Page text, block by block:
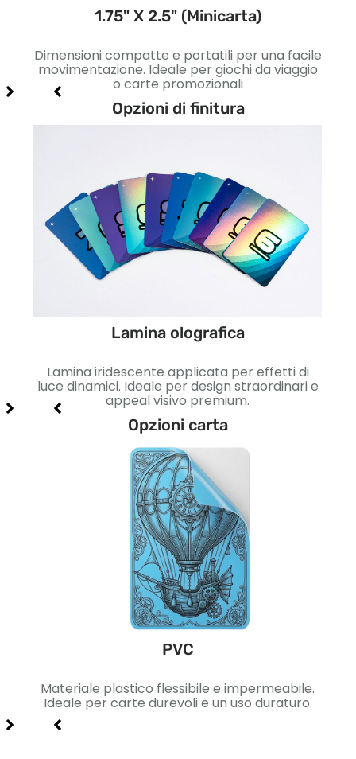
1.75" X 2.5" (Minicarta)
Dimensioni compatte e portatili per una facile
movimentazione. Ideale per giochi da viaggio
o carte promozionali
Opzioni di finitura
Lamina olografica
Lamina iridescente applicata per effetti di
luce dinamici. Ideale per design straordinari e
appeal visivo premium.
Opzioni carta
PVC
Materiale plastico flessibile e impermeabile.
Ideale per carte durevoli e un uso duraturo.